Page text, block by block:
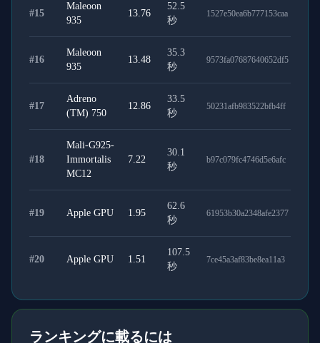
#15
Maleoon
935
13.76
52.5
秒
1527e50ea6b777153caa
#16
Maleoon
935
13.48
35.3
秒
9573fa07687640652df5
#17
Adreno
(TM) 750
12.86
33.5
秒
50231afb983522bfb4ff
#18
Mali-G925-
Immortalis
MC12
7.22
30.1
秒
b97c079fc4746d5e6afc
#19 Apple GPU 1.95
62.6
秒
61953b30a2348afe2377
#20 Apple GPU 1.51
107.5
秒
7ce45a3af83be8ea11a3
ランキングに載るには